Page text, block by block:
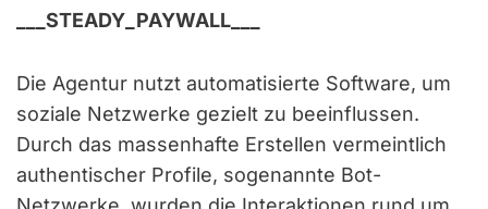
___STEADY_PAYWALL___
Die Agentur nutzt automatisierte Software, um
soziale Netzwerke gezielt zu beeinflussen.
Durch das massenhafte Erstellen vermeintlich
authentischer Profile, sogenannte Bot-